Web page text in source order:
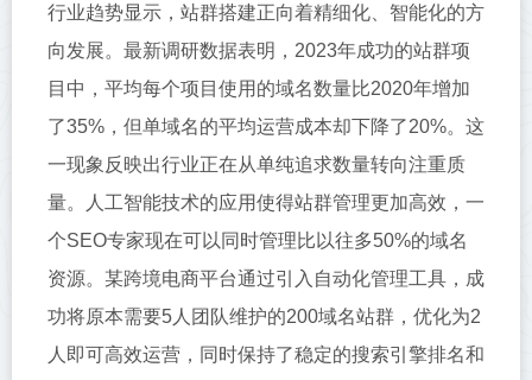
行业趋势显示，站群搭建正向着精细化、智能化的方
向发展。最新调研数据表明，2023年成功的站群项
目中，平均每个项目使用的域名数量比2020年增加
了35%，但单域名的平均运营成本却下降了20%。这
一现象反映出行业正在从单纯追求数量转向注重质
量。人工智能技术的应用使得站群管理更加高效，一
个SEO专家现在可以同时管理比以往多50%的域名
资源。某跨境电商平台通过引入自动化管理工具，成
功将原本需要5人团队维护的200域名站群，优化为2
人即可高效运营，同时保持了稳定的搜索引擎排名和